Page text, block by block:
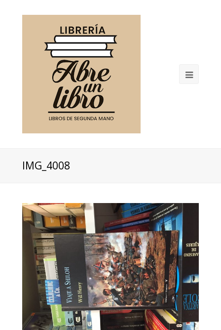
Open
IMG_4008